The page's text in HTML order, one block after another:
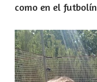
como en el